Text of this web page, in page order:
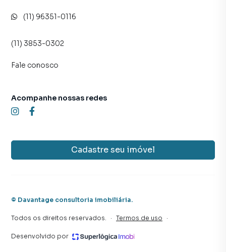
(11) 96351-0116
(11) 3853-0302
Fale conosco
Cadastre seu imóvel
Acompanhe nossas redes
© Davantage consultoria imobiliária.
Todos os direitos reservados. · Termos de uso ·
Desenvolvido por